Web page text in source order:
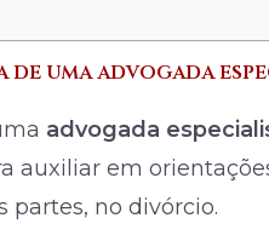
de uma advogada
advogada
auxiliar em
partes, no divórcio.